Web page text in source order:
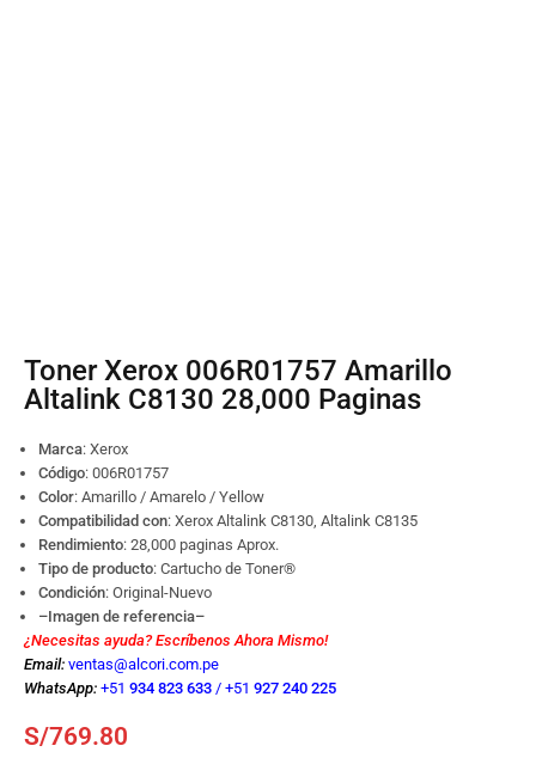
Toner Xerox 006R01757 Amarillo
Altalink C8130 28,000 Paginas
Marca: Xerox
Código: 006R01757
Color: Amarillo / Amarelo / Yellow
Compatibilidad con: Xerox Altalink C8130, Altalink C8135
Rendimiento: 28,000 paginas Aprox.
Tipo de producto: Cartucho de Toner®
Condición: Original-Nuevo
–Imagen de referencia–
¿Necesitas ayuda? Escríbenos Ahora Mismo!
Email: ventas@alcori.com.pe
WhatsApp: +51 934 823 633 / +51 927 240 225
S/769.80